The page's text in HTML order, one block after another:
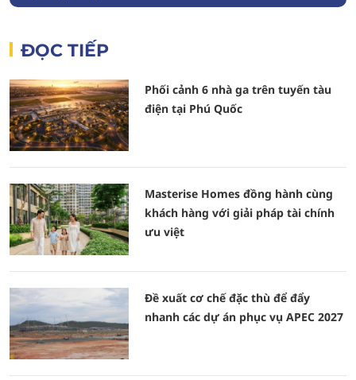
ĐỌC TIẾP
Phối cảnh 6 nhà ga trên tuyến tàu
điện tại Phú Quốc
Masterise Homes đồng hành cùng
khách hàng với giải pháp tài chính
ưu việt
Đề xuất cơ chế đặc thù để đẩy
nhanh các dự án phục vụ APEC 2027